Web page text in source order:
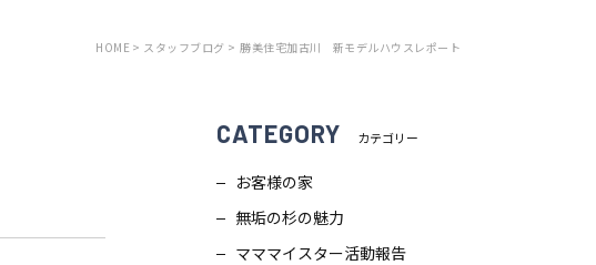
よくあるご質問
店舗紹介
スタッフブログ
ZEH普及目標
HOME > スタッフブログ > 勝美住宅加古川 新モデルハウスレポート
CATEGORY カテゴリー
お客様の家
無垢の杉の魅力
マママイスター活動報告